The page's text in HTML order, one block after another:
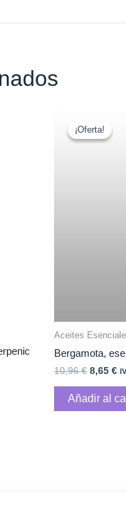
¡Oferta!
¡Oferta!
Aceites
Bergamota,
10,96€ 8,65 €
Añadir al